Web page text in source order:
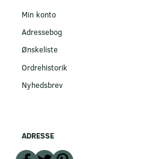
Min konto
Adressebog
Ønskeliste
Ordrehistorik
Nyhedsbrev
ADRESSE